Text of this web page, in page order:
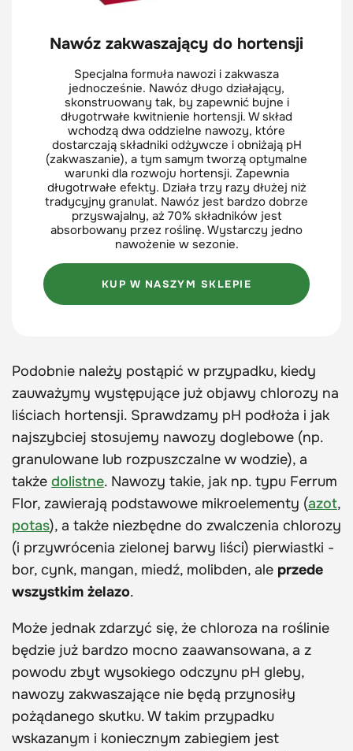
Nawóz zakwaszający do hortensji
Specjalna formuła nawozi i zakwasza
jednocześnie. Nawóz długo działający,
skonstruowany tak, by zapewnić bujne i
długotrwałe kwitnienie hortensji. W skład
wchodzą dwa oddzielne nawozy, które
dostarczają składniki odżywcze i obniżają pH
(zakwaszanie), a tym samym tworzą optymalne
warunki dla rozwoju hortensji. Zapewnia
długotrwałe efekty. Działa trzy razy dłużej niż
tradycyjny granulat. Nawóz jest bardzo dobrze
przyswajalny, aż 70% składników jest
absorbowany przez roślinę. Wystarczy jedno
nawożenie w sezonie.
KUP W NASZYM SKLEPIE
Podobnie należy postąpić w przypadku, kiedy
zauważymy występujące już objawy chlorozy na
liściach hortensji. Sprawdzamy pH podłoża i jak
najszybciej stosujemy nawozy doglebowe (np.
granulowane lub rozpuszczalne w wodzie), a
także dolistne. Nawozy takie, jak np. typu Ferrum
Flor, zawierają podstawowe mikroelementy (azot,
potas), a także niezbędne do zwalczenia chlorozy
(i przywrócenia zielonej barwy liści) pierwiastki -
bor, cynk, mangan, miedź, molibden, ale przede
wszystkim żelazo.
Może jednak zdarzyć się, że chloroza na roślinie
będzie już bardzo mocno zaawansowana, a z
powodu zbyt wysokiego odczynu pH gleby,
nawozy zakwaszające nie będą przynosiły
pożądanego skutku. W takim przypadku
wskazanym i koniecznym zabiegiem jest